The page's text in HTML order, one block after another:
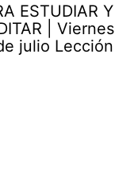
ESTUDIAR Y
| Viernes
julio Lección